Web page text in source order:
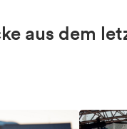
aus dem